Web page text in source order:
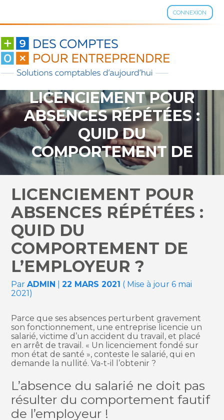
CONNEXION
Aller
contenu
LICENCIEMENT POUR
ABSENCES RÉPÉTÉES :
QUID DU
COMPORTEMENT DE
L’EMPLOYEUR ?
LICENCIEMENT POUR
ABSENCES RÉPÉTÉES :
QUID DU
COMPORTEMENT DE
L’EMPLOYEUR ?
ParADMIN |22 MARS 2021 ( Mise à jour 6 mai
2021)
Parce que ses absences perturbent gravement
son fonctionnement, une entreprise licencie un
salarié, victime d’un accident du travail, et placé
en arrêt de travail. « Un licenciement fondé sur
mon état de santé », conteste le salarié, qui en
demande la nullité. Va-t-il l’obtenir ?
L’absence du salarié ne doit pas
résulter du comportement fautif
de l’employeur !